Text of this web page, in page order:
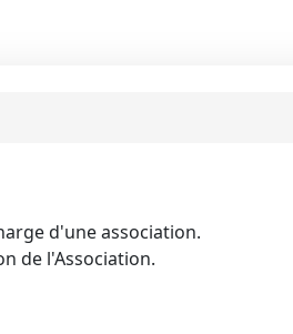
d'une association.
de l'Association.